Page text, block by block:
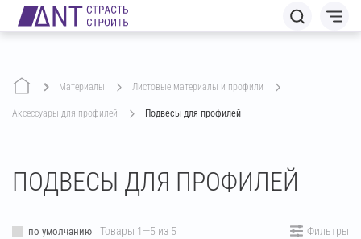
Материалы листовые материалы и профили
аксессуары для профилей Подвесы для профилей
ПОДВЕСЫ ДЛЯ ПРОФИЛЕЙ
по умолчанию Товары 1—5 из 5 Фильтры